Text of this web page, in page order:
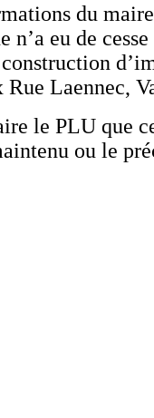
du
n’a eu de
Rue Laennec,
le PLU que
ou le